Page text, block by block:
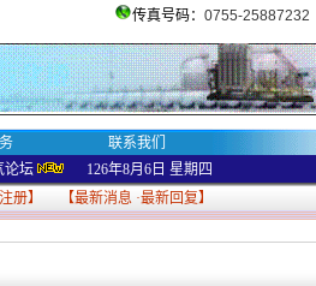
传真号码： 0755-25887232
联系我们
论坛 126年8月6日 星期四
册】 【最新消息·最新回复】